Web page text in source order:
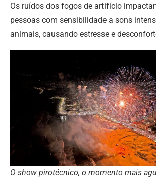
Os ruídos dos fogos de artifício
pessoas com sensibilidade a sons
animais, causando estresse e
O show pirotécnico, o momento mais